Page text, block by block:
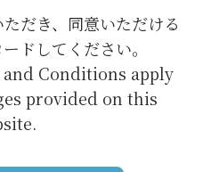
だき、同意いただける
ドしてください。
Conditions apply
provided on this